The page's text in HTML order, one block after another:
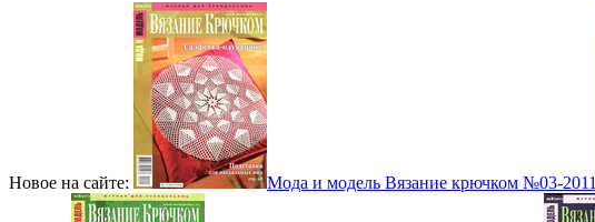
Новое на сайте: Мода и модель Вязание крючком №03-2011